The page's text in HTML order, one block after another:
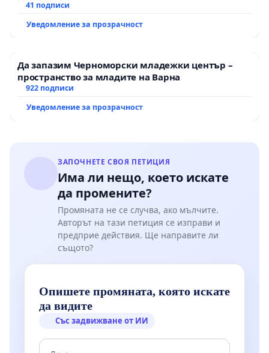
41 подписи
Уведомление за прозрачност
Да запазим Черноморски младежки център –
пространство за младите на Варна
922 подписи
Уведомление за прозрачност
ЗАПОЧНЕТЕ СВОЯ ПЕТИЦИЯ
Има ли нещо, което искате
да промените?
Промяната не се случва, ако мълчите.
Авторът на тази петиция се изправи и
предприе действия. Ще направите ли
същото?
Опишете промяната, която искате
да видите
Със задвижване от ИИ